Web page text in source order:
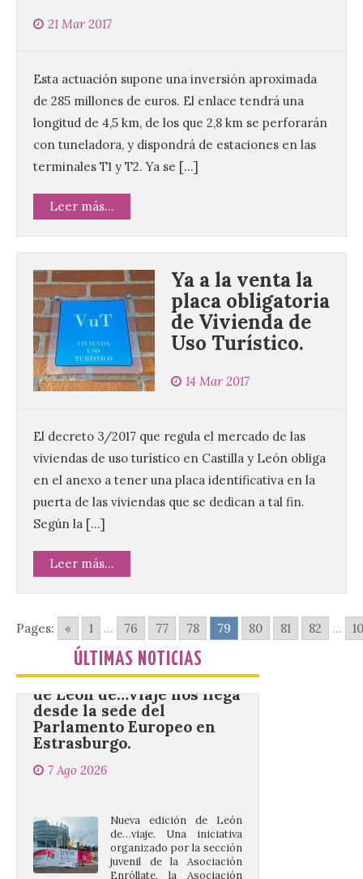
21 Mar 2017
Esta actuación supone una inversión aproximada
de 285 millones de euros. El enlace tendrá una
longitud de 4,5 km, de los que 2,8 km se perforarán
con tuneladora, y dispondrá de estaciones en las
terminales T1 y T2. Ya se […]
Leer más...
Ya a la venta la
placa obligatoria
de Vivienda de
Uso Turístico.
14 Mar 2017
El decreto 3/2017 que regula el mercado de las
viviendas de uso turístico en Castilla y León obliga
en el anexo a tener una placa identificativa en la
puerta de las viviendas que se dedican a tal fin.
Según la […]
Leer más...
Pages: « 1 ... 76 77 78 79 80 81 82 ...
ÚLTIMAS NOTICIAS
Vuelve la tradicional Feria
de Dulces del Convento a
Gradefes
7 Ago 2026
Tendrá lugar el 9 de
agosto en los aledaños del
monasterio cisterciense
de Santa María la Real de
Gradefes. Una cita
mejores dulces conventuales, tradición,
Ayuntamiento de Gradefes, intentando
La decimoctava fotografía
de León de…viaje nos llega
desde la sede del
Parlamento Europeo en
Estrasburgo.
7 Ago 2026
juvenil de la Asociación
Enróllate, la Asociación
Conceyu País Llionés y el Diario de
Turismo, Ocio e Información para
jóvenes “Enredando.info”. . La